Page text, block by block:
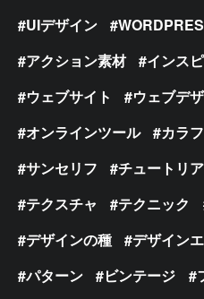
UIデザイン
アクション素材
インス
ウェブサイト
ウェブデ
オンラインツール
カラ
サンセリフ
チュートリ
テクスチャ
テクニック
デザインの種
デザイン
パターン
ビンテージ